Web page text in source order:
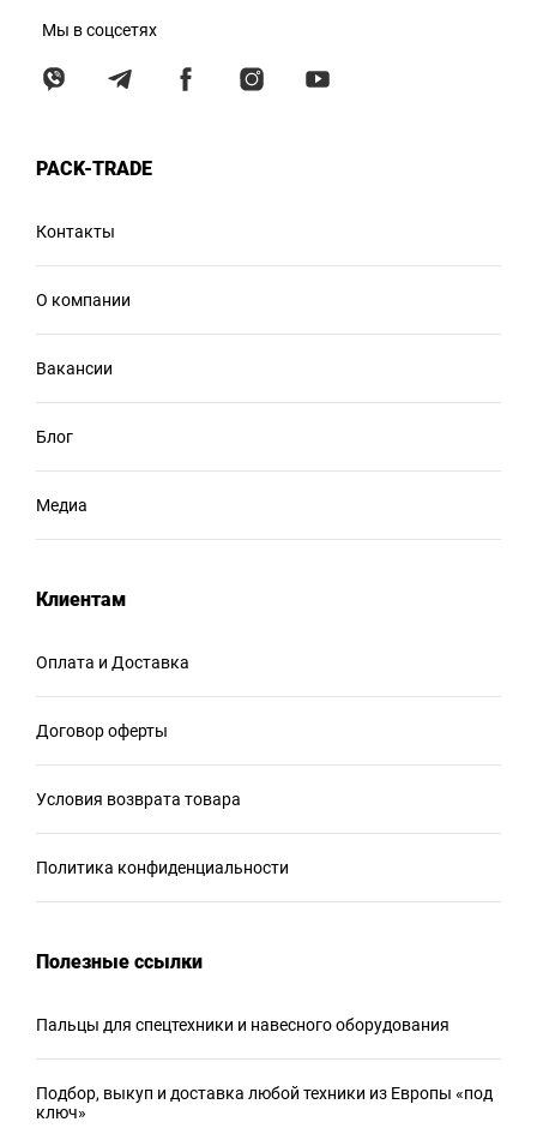
Мы в соцсетях
PACK-TRADE
Контакты
О компании
Вакансии
Блог
Медиа
Клиентам
Оплата и Доставка
Договор оферты
Условия возврата товара
Политика конфиденциальности
Полезные ссылки
Пальцы для спецтехники и навесного оборудования
Подбор, выкуп и доставка любой техники из Европы «под
ключ»